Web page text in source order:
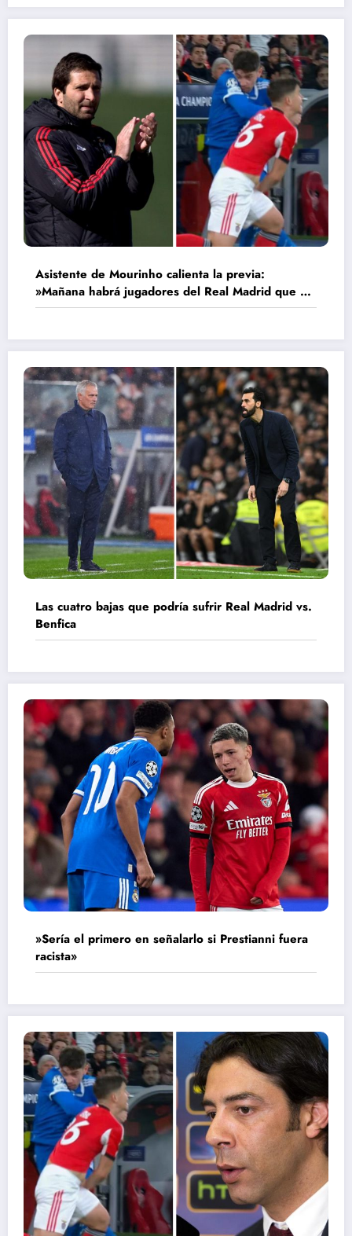
Asistente de Mourinho calienta la previa:
»Mañana habrá jugadores del Real Madrid que no
deberían estar»
Las cuatro bajas que podría sufrir Real Madrid vs.
Benfica
»Sería el primero en señalarlo si Prestianni fuera
racista»